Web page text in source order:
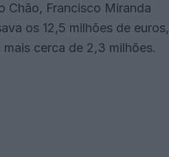
Chão, Francisco Miranda
os 12,5 milhões de euros,
cerca de 2,3 milhões.